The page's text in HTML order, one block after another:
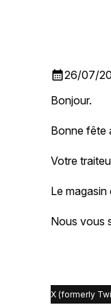
calendar_month26/07/
Bonjour.
Bonne fête
Votre
Le
Nous vous
X (formerly